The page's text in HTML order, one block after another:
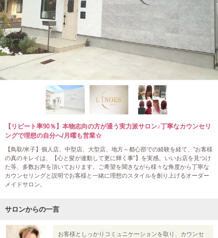
【リピート率90％】本物志向の方が通う実力派サロン♪丁寧なカウンセリ
ングで理想の自分へ/月曜も営業☆
【鳥取/米子】個人店、中型店、大型店、地方～都心部での経験を経て、”お客様
の真のキレイは、【心と髪が連動して更に輝く事”】を実感。いいお店を見つけ
た等、多数お声を頂いております。ご希望を聞きながら様々な角度から丁寧な
カウンセリングと説明でお客様と一緒に理想のスタイルを創り上げるオーダー
メイドサロン。
サロンからの一言
お客様としっかりコミュニケーションを取り、カウンセ